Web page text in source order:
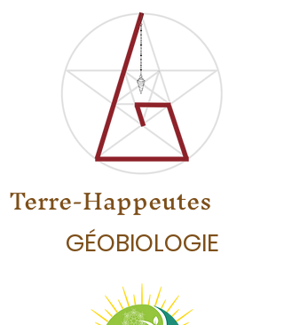
Terre-Happeutes
GÉOBIOLOGIE